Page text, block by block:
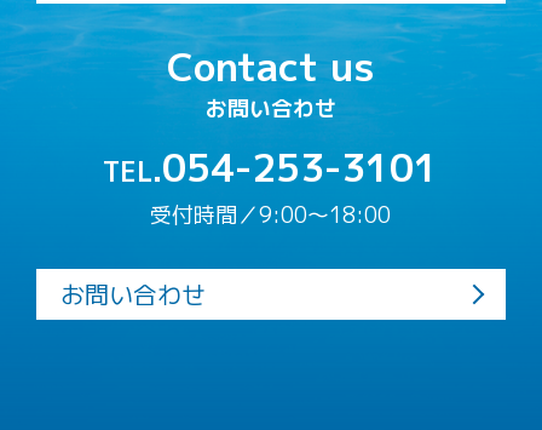
Contact us
お問い合わせ
TEL.054-253-3101
受付時間／9:00〜18:00
お問い合わせ